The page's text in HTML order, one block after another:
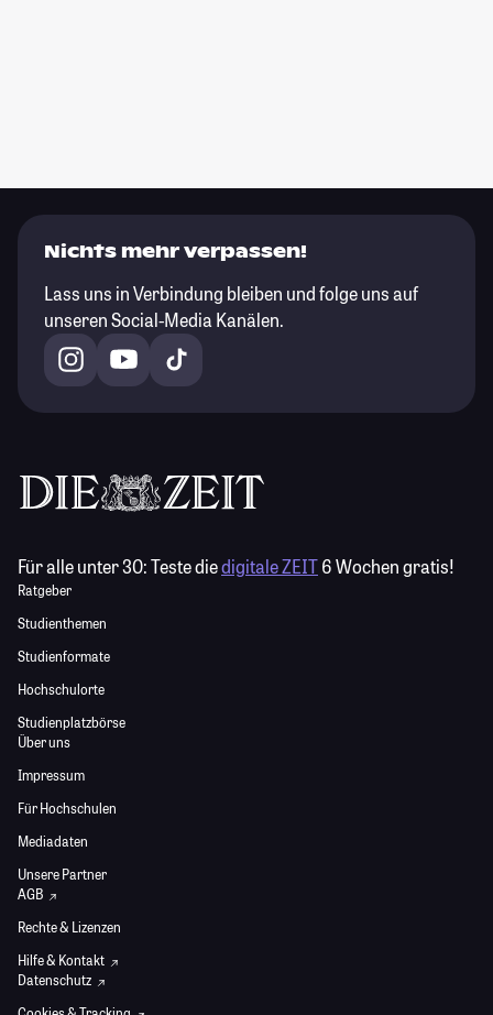
Nichts mehr verpassen!
Lass uns in Verbindung bleiben und folge uns auf
unseren Social-Media Kanälen.
Für alle unter 30:Teste diedigitale ZEIT6 Wochen gratis!
Ratgeber
Studienthemen
Studienformate
Hochschulorte
Studienplatzbörse
Über uns
Impressum
Für Hochschulen
Mediadaten
Unsere Partner
AGB
Rechte & Lizenzen
Hilfe & Kontakt
Datenschutz